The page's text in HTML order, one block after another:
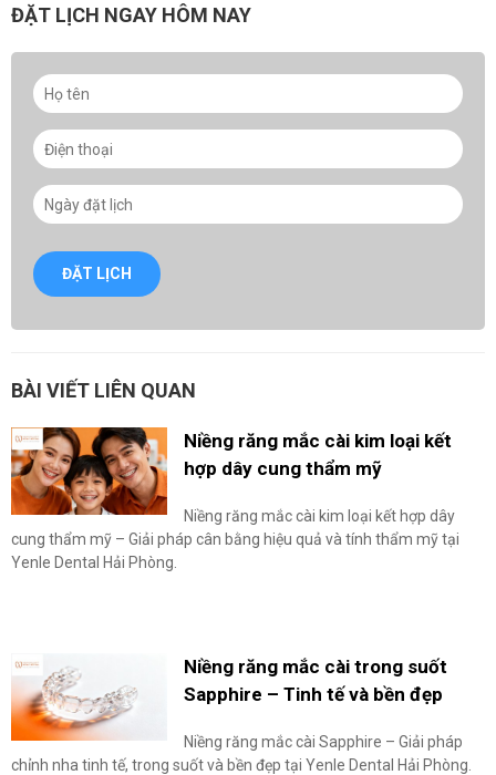
ĐẶT LỊCH NGAY HÔM NAY
ĐẶT LỊCH
BÀI VIẾT LIÊN QUAN
Niềng răng mắc cài kim loại kết
hợp dây cung thẩm mỹ
Niềng răng mắc cài kim loại kết hợp dây
cung thẩm mỹ – Giải pháp cân bằng hiệu quả và tính thẩm mỹ tại
Yenle Dental Hải Phòng.
Niềng răng mắc cài trong suốt
Sapphire – Tinh tế và bền đẹp
Niềng răng mắc cài Sapphire – Giải pháp
chỉnh nha tinh tế, trong suốt và bền đẹp tại Yenle Dental Hải Phòng.